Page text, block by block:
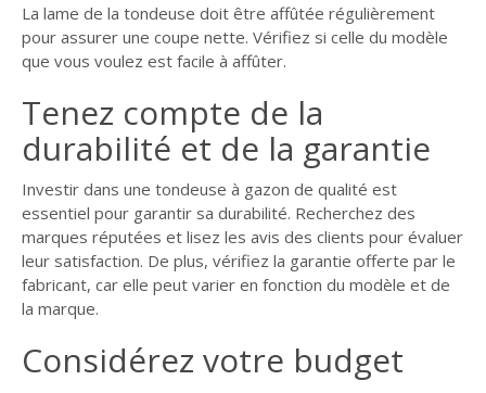
La lame de la tondeuse doit être affûtée régulièrement
pour assurer une coupe nette. Vérifiez si celle du modèle
que vous voulez est facile à affûter.
Tenez compte de la
durabilité et de la garantie
Investir dans une tondeuse à gazon de qualité est
essentiel pour garantir sa durabilité. Recherchez des
marques réputées et lisez les avis des clients pour évaluer
leur satisfaction. De plus, vérifiez la garantie offerte par le
fabricant, car elle peut varier en fonction du modèle et de
la marque.
Considérez votre budget